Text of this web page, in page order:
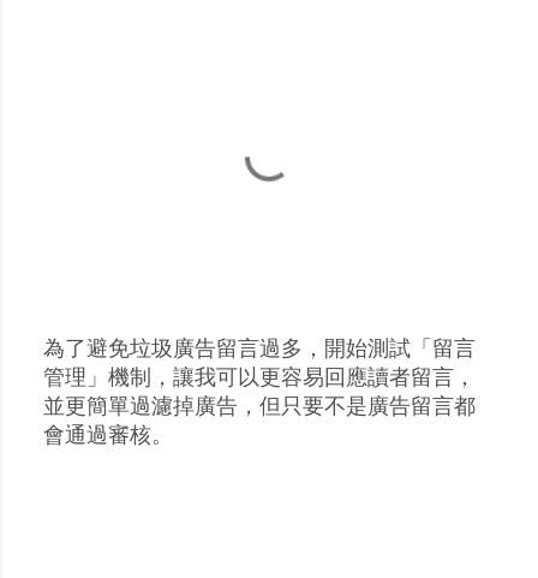
張
貼
留
為了避免垃圾廣告留言過多，開始測試「留言
管理」機制，讓我可以更容易回應讀者留言，
並更簡單過濾掉廣告，但只要不是廣告留言都
會通過審核。